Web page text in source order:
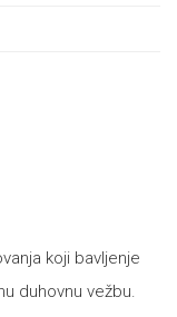
koji bavljenje
duhovnu vežbu.